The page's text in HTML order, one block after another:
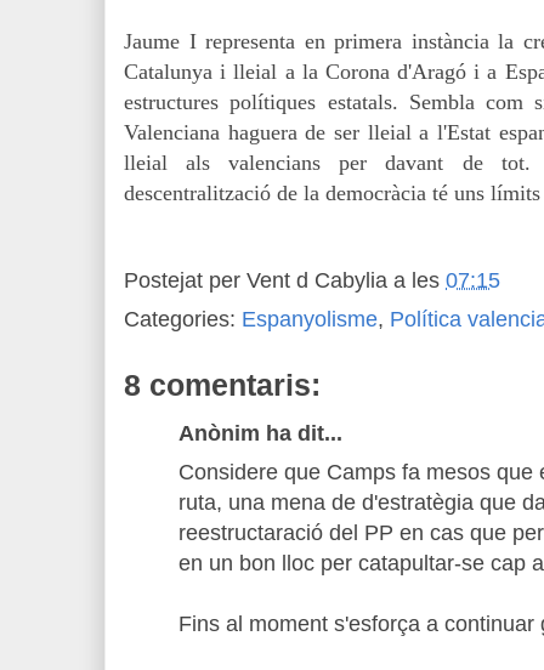
Jaume I representa en primera instància la
Catalunya i lleial a la Corona d'Aragó i a
estructures polítiques estatals. Sembla
Valenciana haguera de ser lleial a l'Estat
lleial als valencians per davant de tot.
descentralització de la democràcia té uns
Postejat per Vent d Cabylia a les 07:15
Categories: Espanyolisme, Política
8 comentaris:
Anònim ha dit...
Considere que Camps fa mesos que
ruta, una mena de d'estratègia que
reestructaració del PP en cas que
en un bon lloc per catapultar-se cap
Fins al moment s'esforça a continuar